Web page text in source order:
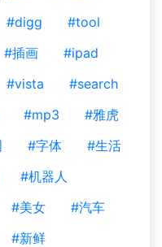
#digg
#tool
#插画
#ipad
#vista
#search
#mp3
#雅虎
#字体
#生活
#机器人
#美女
#汽车
#新鲜